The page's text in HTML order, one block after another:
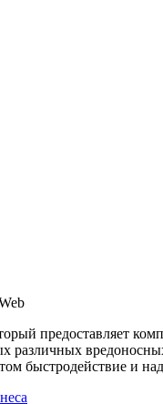
предоставляет
различных
быстродействие и